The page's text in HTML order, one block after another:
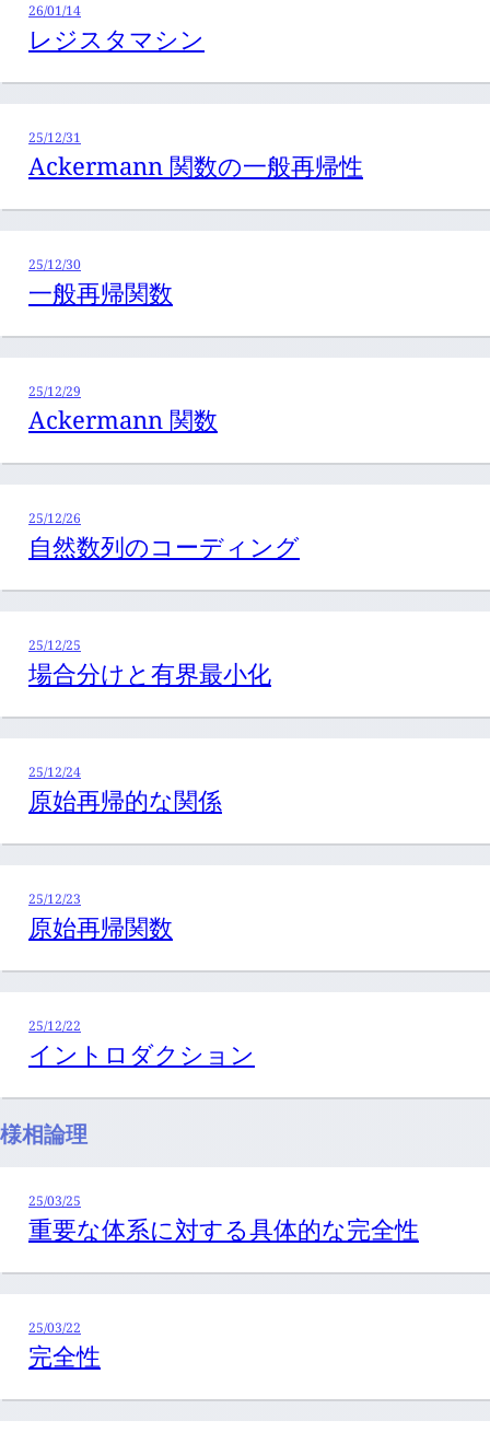
26/01/14
レジスタマシン
25/12/31
Ackermann 関数の一般再帰性
25/12/30
一般再帰関数
25/12/29
Ackermann 関数
25/12/26
自然数列のコーディング
25/12/25
場合分けと有界最小化
25/12/24
原始再帰的な関係
25/12/23
原始再帰関数
25/12/22
イントロダクション
様相論理
25/03/25
重要な体系に対する具体的な完全性
25/03/22
完全性